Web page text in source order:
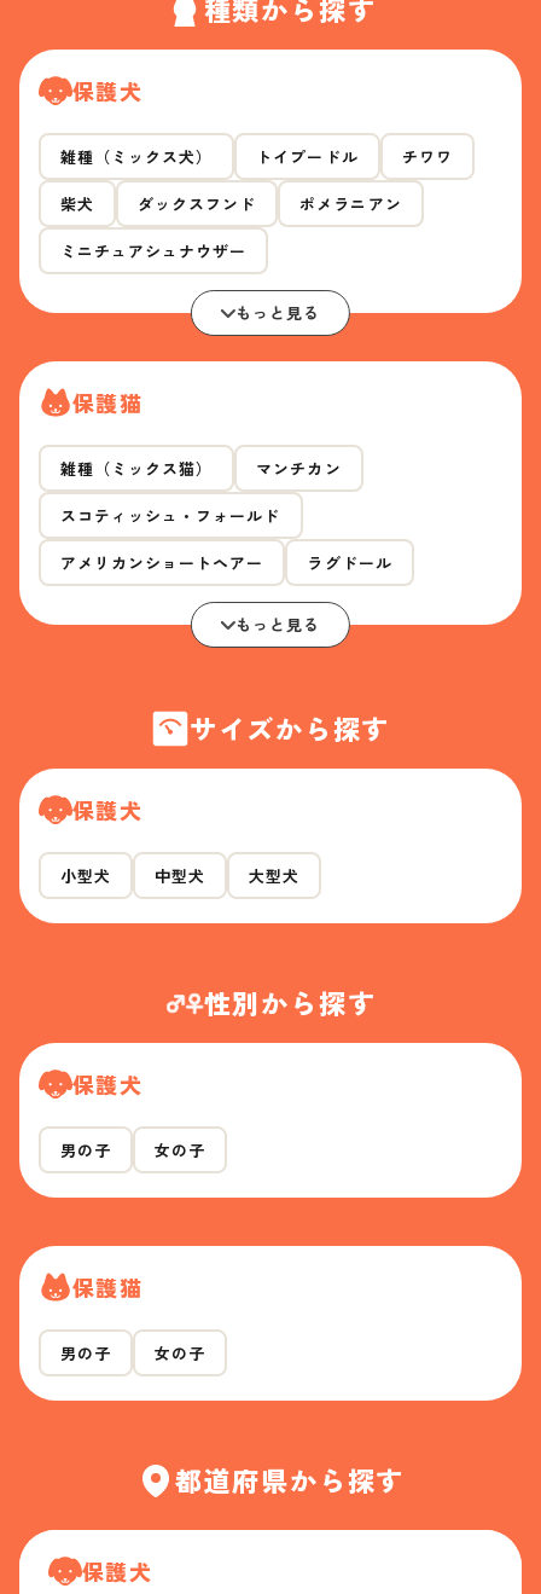
種類から探す
保護犬
雑種（ミックス犬） トイプードル チワワ
柴犬 ダックスフンド ポメラニアン
ミニチュアシュナウザー
もっと見る
保護猫
雑種（ミックス猫） マンチカン
スコティッシュ・フォールド
アメリカンショートヘアー ラグドール
もっと見る
サイズから探す
保護犬
小型犬 中型犬 大型犬
性別から探す
保護犬
男の子 女の子
保護猫
男の子 女の子
都道府県から探す
保護犬